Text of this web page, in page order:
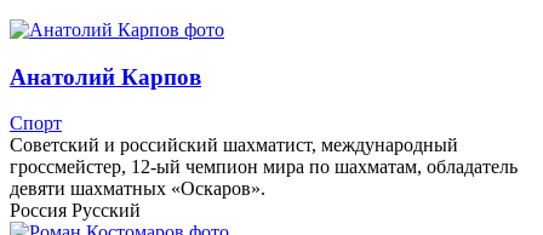
Анатолий Карпов
Спорт
Советский и российский шахматист, международный
гроссмейстер, 12-ый чемпион мира по шахматам, обладатель
девяти шахматных «Оскаров».
Россия Русский